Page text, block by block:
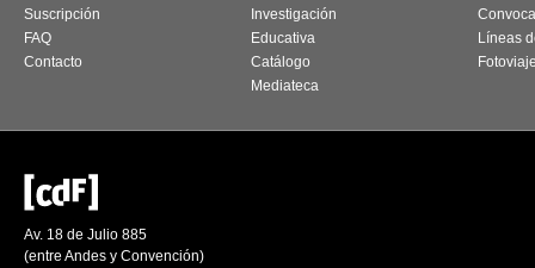
Suscripción
FAQ
Contacto
Investigación
Educativa
Catálogo
Mediateca
Líneas
Av. 18 de Julio 885
(entre Andes y Convención)